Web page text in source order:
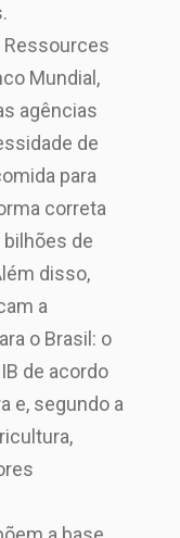
Ressources
Mundial,
agências
de
para
correta
de
disso,
a
o Brasil: o
de acordo
e, segundo a